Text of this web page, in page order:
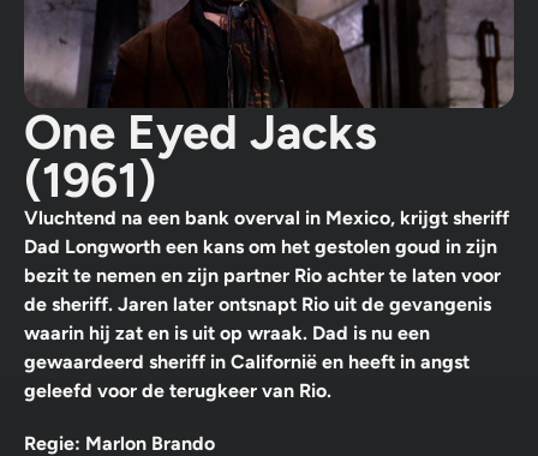
One Eyed Jacks
(1961)
Vluchtend na een bank overval in Mexico, krijgt sheriff
Dad Longworth een kans om het gestolen goud in zijn
bezit te nemen en zijn partner Rio achter te laten voor
de sheriff. Jaren later ontsnapt Rio uit de gevangenis
waarin hij zat en is uit op wraak. Dad is nu een
gewaardeerd sheriff in Californië en heeft in angst
geleefd voor de terugkeer van Rio.
Regie: Marlon Brando